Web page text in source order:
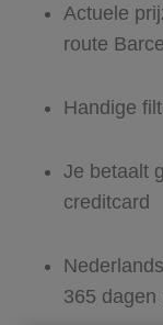
Actuele
route
Handige
Je betaalt
creditcard
365 dagen